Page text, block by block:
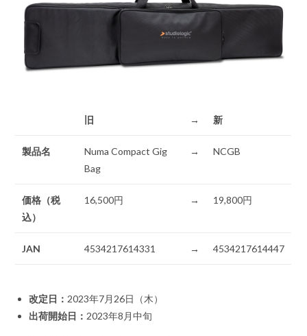
旧 → 新
製品名
Numa Compact Gig
Bag
→ NCGB
価格（税
込）
16,500円 → 19,800円
JAN 4534217614331 → 4534217614447
改定日： 2023年7月26日（木）
出荷開始日： 2023年8月中旬